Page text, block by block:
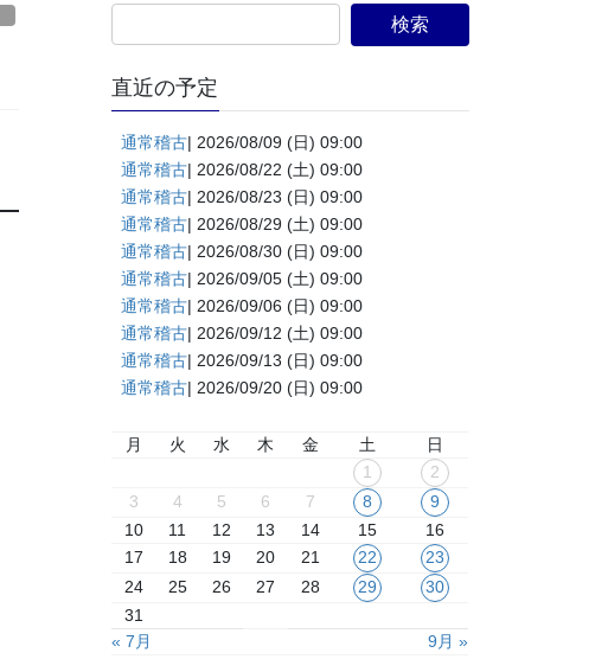
直近の予定
通常稽古| 2026/08/09 (日) 09:00
通常稽古| 2026/08/22 (土) 09:00
通常稽古| 2026/08/23 (日) 09:00
通常稽古| 2026/08/29 (土) 09:00
通常稽古| 2026/08/30 (日) 09:00
通常稽古| 2026/09/05 (土) 09:00
通常稽古| 2026/09/06 (日) 09:00
通常稽古| 2026/09/12 (土) 09:00
通常稽古| 2026/09/13 (日) 09:00
通常稽古| 2026/09/20 (日) 09:00
月 火 水 木 金 土
日
1
2
3
4 5 6 7 8
9
10
11 12 13 14 15
16
17
18 19 20 21 22
23
24
25 26 27 28 29
30
31
« 7月
9月 »